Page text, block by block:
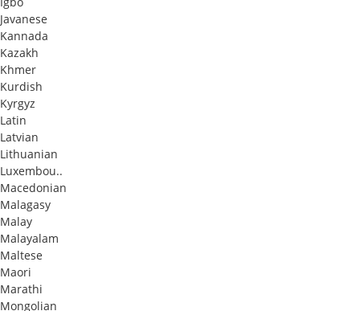
Javanese
Kannada
Kazakh
Khmer
Kurdish
Kyrgyz
Latin
Latvian
Lithuanian
Luxembou..
Macedonian
Malagasy
Malay
Malayalam
Maltese
Maori
Marathi
Mongolian